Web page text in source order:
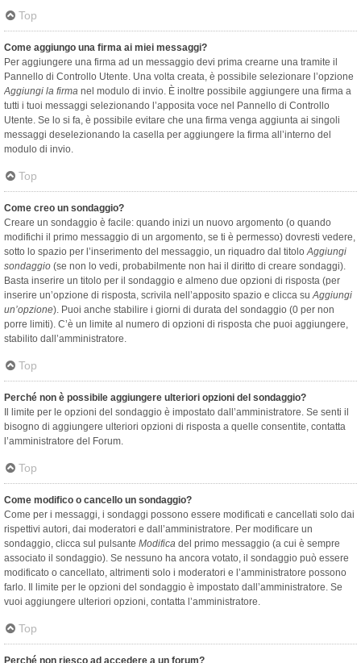
Top
Come aggiungo una firma ai miei messaggi?
Per aggiungere una firma ad un messaggio devi prima crearne una tramite il
Pannello di Controllo Utente. Una volta creata, è possibile selezionare l’opzione
Aggiungi la firma nel modulo di invio. È inoltre possibile aggiungere una firma a
tutti i tuoi messaggi selezionando l’apposita voce nel Pannello di Controllo
Utente. Se lo si fa, è possibile evitare che una firma venga aggiunta ai singoli
messaggi deselezionando la casella per aggiungere la firma all’interno del
modulo di invio.
Top
Come creo un sondaggio?
Creare un sondaggio è facile: quando inizi un nuovo argomento (o quando
modifichi il primo messaggio di un argomento, se ti è permesso) dovresti vedere,
sotto lo spazio per l’inserimento del messaggio, un riquadro dal titoloAggiungi
sondaggio (se non lo vedi, probabilmente non hai il diritto di creare sondaggi).
Basta inserire un titolo per il sondaggio e almeno due opzioni di risposta (per
inserire un’opzione di risposta, scrivila nell’apposito spazio e clicca suAggiungi
un’opzione). Puoi anche stabilire i giorni di durata del sondaggio (0 per non
porre limiti). C’è un limite al numero di opzioni di risposta che puoi aggiungere,
stabilito dall’amministratore.
Top
Perché non è possibile aggiungere ulteriori opzioni del sondaggio?
Il limite per le opzioni del sondaggio è impostato dall’amministratore. Se senti il
bisogno di aggiungere ulteriori opzioni di risposta a quelle consentite, contatta
l’amministratore del Forum.
Top
Come modifico o cancello un sondaggio?
Come per i messaggi, i sondaggi possono essere modificati e cancellati solo dai
rispettivi autori, dai moderatori e dall’amministratore. Per modificare un
sondaggio, clicca sul pulsante Modifica del primo messaggio (a cui è sempre
associato il sondaggio). Se nessuno ha ancora votato, il sondaggio può essere
modificato o cancellato, altrimenti solo i moderatori e l’amministratore possono
farlo. Il limite per le opzioni del sondaggio è impostato dall’amministratore. Se
vuoi aggiungere ulteriori opzioni, contatta l’amministratore.
Top
Perché non riesco ad accedere a un forum?